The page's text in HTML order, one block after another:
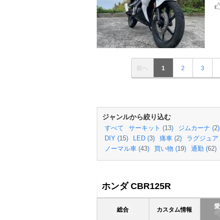
前へ 1 2 3
ジャンルから絞り込む
すべて サーキット (13) ジムカーナ (2)
DIY (15) LED (3) 痛車 (2)
ラグジュ
ノーマル車 (43) 買い物 (19) 通勤 (62)
ホンダ CBR125R
総合 カスタム情報